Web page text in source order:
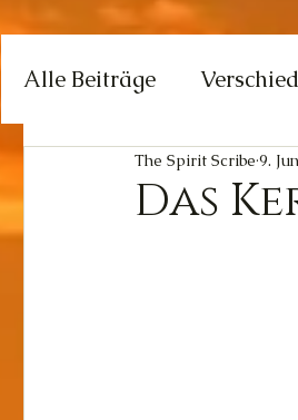
Alle Beiträge
Kommunikation
Das
The Spirit Scribe 9.